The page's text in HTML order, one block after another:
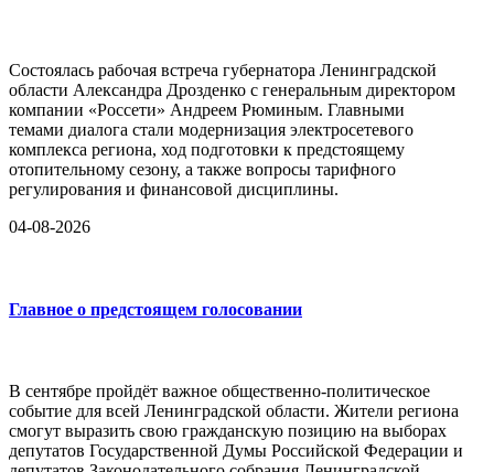
Состоялась рабочая встреча губернатора Ленинградской
области Александра Дрозденко с генеральным директором
компании «Россети» Андреем Рюминым. Главными
темами диалога стали модернизация электросетевого
комплекса региона, ход подготовки к предстоящему
отопительному сезону, а также вопросы тарифного
регулирования и финансовой дисциплины.
04-08-2026
Главное о предстоящем голосовании
В сентябре пройдёт важное общественно-политическое
событие для всей Ленинградской области. Жители региона
смогут выразить свою гражданскую позицию на выборах
депутатов Государственной Думы Российской Федерации и